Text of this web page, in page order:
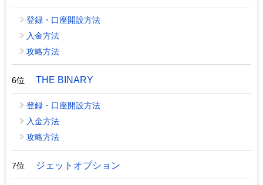
登録・口座開設方法
入金方法
攻略方法
6位 THE BINARY
登録・口座開設方法
入金方法
攻略方法
7位 ジェットオプション